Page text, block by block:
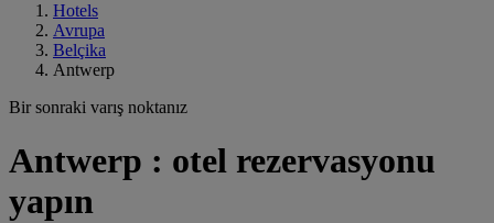
Hotels
Avrupa
Belçika
Antwerp
Bir sonraki varış noktanız
Antwerp : otel rezervasyonu
yapın